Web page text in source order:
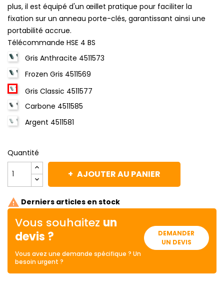
plus, il est équipé d'un œillet pratique pour faciliter la
fixation sur un anneau porte-clés, garantissant ainsi une
portabilité accrue.
Télécommande HSE 4 BS
Gris Anthracite 4511573
Frozen Gris 4511569
Gris Classic 4511577
Carbone 4511585
Argent 4511581
Quantité
AJOUTER AU PANIER
 Derniers articles en stock
Vous souhaitez un
devis ?
Vous avez une demande spécifique ? Un
besoin urgent ?
DEMANDER
UN DEVIS